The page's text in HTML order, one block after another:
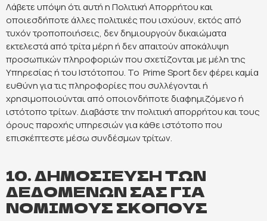
Λάβετε υπόψη ότι αυτή η Πολιτική Απορρήτου και
οποιεσδήποτε άλλες πολιτικές που ισχύουν, εκτός από
τυχόν τροποποιήσεις, δεν δημιουργούν δικαιώματα
εκτελεστά από τρίτα μέρη ή δεν απαιτούν αποκάλυψη
προσωπικών πληροφοριών που σχετίζονται με μέλη της
Υπηρεσίας ή του Ιστότοπου. Το Prime Sport δεν φέρει καμία
ευθύνη για τις πληροφορίες που συλλέγονται ή
χρησιμοποιούνται από οποιονδήποτε διαφημιζόμενο ή
ιστότοπο τρίτων. Διαβάστε την πολιτική απορρήτου και τους
όρους παροχής υπηρεσιών για κάθε ιστότοπο που
επισκέπτεστε μέσω συνδέσμων τρίτων.
10. ΔΗΜΟΣΙΕΥΣΗ ΤΩΝ
ΔΕΔΟΜΕΝΩΝ ΣΑΣ ΓΙΑ
ΝΟΜΙΜΟΥΣ ΣΚΟΠΟΥΣ